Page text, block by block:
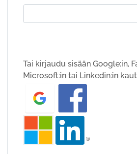
Tai kirjaudu sisään Google:in,
Microsoft:in tai Linkedin:in